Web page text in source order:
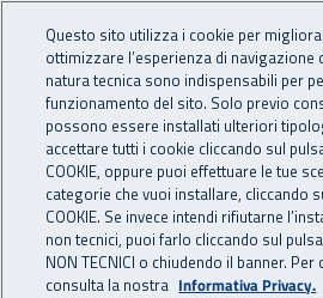
INAIL - Istituto
Navigazione
Navigazione - Ti trovi in:
Home Inail comunica Eventi
03 maggio 2018
Questo sito utilizza i cookie per
ottimizzare l’esperienza di navigazione
natura tecnica sono indispensabili per
funzionamento del sito. Solo previo
possono essere installati ulteriori
accettare tutti i cookie cliccando sul
COOKIE, oppure puoi effettuare le tue
categorie che vuoi installare, cliccando
COOKIE. Se invece intendi rifiutarne
non tecnici, puoi farlo cliccando sul
NON TECNICI o chiudendo il banner.
consulta la nostra Informativa Privacy.